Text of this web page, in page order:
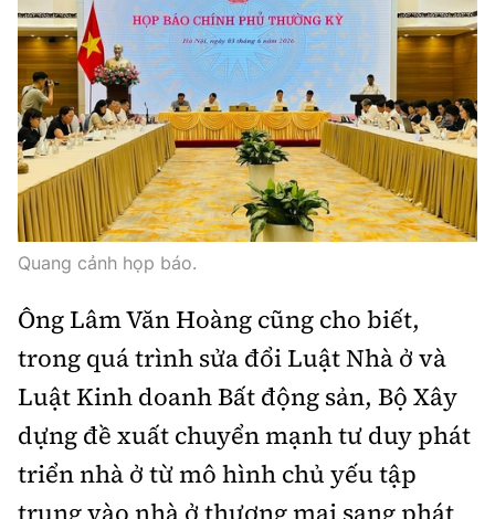
Quang cảnh họp báo.
Ông Lâm Văn Hoàng cũng cho biết,
trong quá trình sửa đổi Luật Nhà ở và
Luật Kinh doanh Bất động sản, Bộ Xây
dựng đề xuất chuyển mạnh tư duy phát
triển nhà ở từ mô hình chủ yếu tập